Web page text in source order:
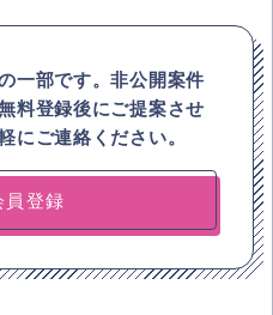
一部です。非公開案件
料登録後にご提案させ
にご連絡ください。
員登録